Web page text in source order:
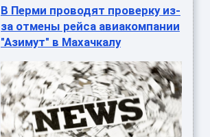
В Перми проводят проверку из-
за отмены рейса авиакомпании
"Азимут" в Махачкалу